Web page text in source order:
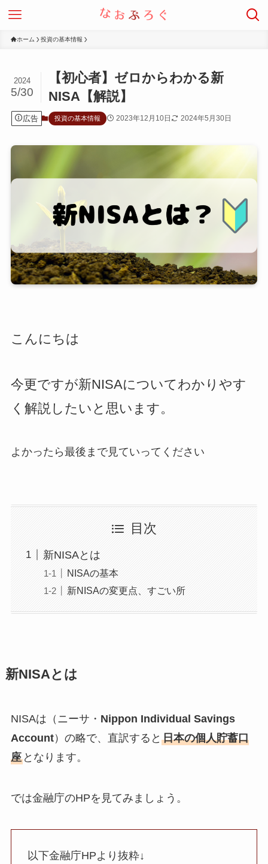
ホーム 投資の基本情報
【初心者】ゼロからわかる新
NISA【解説】
2024
5/30
広告 投資の基本情報 2023年12月10日 2024年5月30日
こんにちは
今更ですが新NISAについてわかりやす
く解説したいと思います。
よかったら最後まで見ていってください
目次
新NISAとは
NISAの基本
新NISAの変更点、すごい所
新NISAとは
NISAは（ニーサ・ Nippon Individual Savings
Account）の略で、直訳すると 日本の個人貯蓄口
座となります。
では金融庁のHPを見てみましょう。
以下金融庁HPより抜粋↓